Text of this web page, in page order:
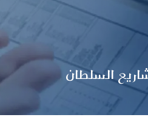
السلطان